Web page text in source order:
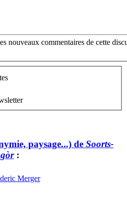
nouveaux commentaires de cette
paysage...) de Soorts-
:
Merger